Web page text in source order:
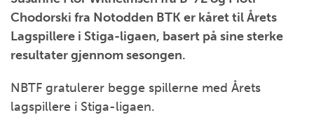
Chodorski fra Notodden BTK er kåret til Årets
Lagspillere i Stiga-ligaen, basert på sine sterke
resultater gjennom sesongen.
NBTF gratulerer begge spillerne med Årets
lagspillere i Stiga-ligaen.